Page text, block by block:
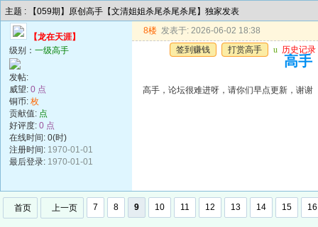
主题 : 【059期】原创高手【文清姐姐杀尾杀尾杀尾】独家发表
【龙在天涯】
级别： 一级高手
发帖:
威望: 0 点
铜币: 枚
贡献值: 点
好评度: 0 点
在线时间: 0(时)
注册时间: 1970-01-01
最后登录: 1970-01-01
8楼 发表于: 2026-06-02 18:38
签到赚钱
打赏高手 u 历史记录
高手
高手，论坛很难进呀，请你们早点更新，谢谢
首页 上一页 7 8 9 10 11 12 13 14 15 16